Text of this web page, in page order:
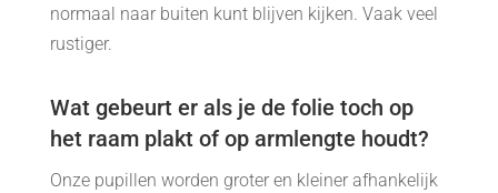
normaal naar buiten kunt blijven kijken. Vaak veel
rustiger.
Wat gebeurt er als je de folie toch op
het raam plakt of op armlengte houdt?
Onze pupillen worden groter en kleiner afhankelijk